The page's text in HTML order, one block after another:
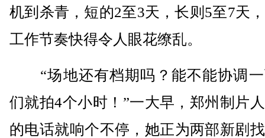
机到杀青，短的2至3天，长则5至7天
工作节奏快得令人眼花缭乱。
“场地还有档期吗？能不能协调一
们就拍4个小时！”一大早，郑州制片
的电话就响个不停，她正为两部新剧